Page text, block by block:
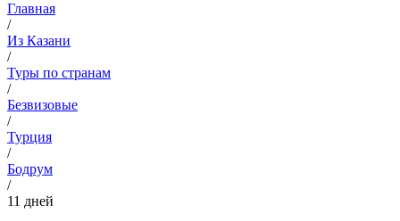
Главная
/
Из Казани
/
Туры по странам
/
Безвизовые
/
Турция
/
Бодрум
/
11 дней